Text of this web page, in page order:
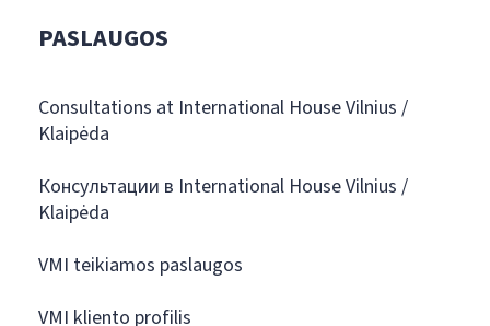
PASLAUGOS
Consultations at International House Vilnius /
Klaipėda
Консультации в International House Vilnius /
Klaipėda
VMI teikiamos paslaugos
VMI kliento profilis